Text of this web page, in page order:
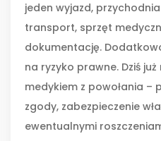
jeden wyjazd,
transport, sprzęt
dokumentację.
na ryzyko prawne. Dziś
medykiem z powołania –
zgody, zabezpieczenie
ewentualnymi